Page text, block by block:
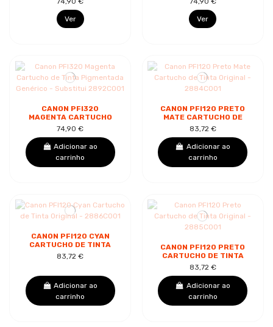
GENÉRICO -
SUBSTITUI 2891C001
Ver
GENÉRICO -
SUBSTITUI 2890C001
Ver
CANON PFI320
MAGENTA CARTUCHO
DE TINTA PIGMENTADA
GENÉRICO -
SUBSTITUI 2892C001
74,90 €
Adicionar ao
carrinho
CANON PFI120 PRETO
MATE CARTUCHO DE
TINTA ORIGINAL -
2884C001
83,72 €
Adicionar ao
carrinho
CANON PFI120 CYAN
CARTUCHO DE TINTA
ORIGINAL - 2886C001
83,72 €
Adicionar ao
carrinho
CANON PFI120 PRETO
CARTUCHO DE TINTA
ORIGINAL - 2885C001
83,72 €
Adicionar ao
carrinho